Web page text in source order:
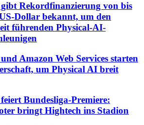
Rekordfinanzierung von bis
Dollar bekannt, um den
führenden Physical-AI-
Amazon Web Services starten
um Physical AI breit
Bundesliga-Premiere:
bringt Hightech ins Stadion